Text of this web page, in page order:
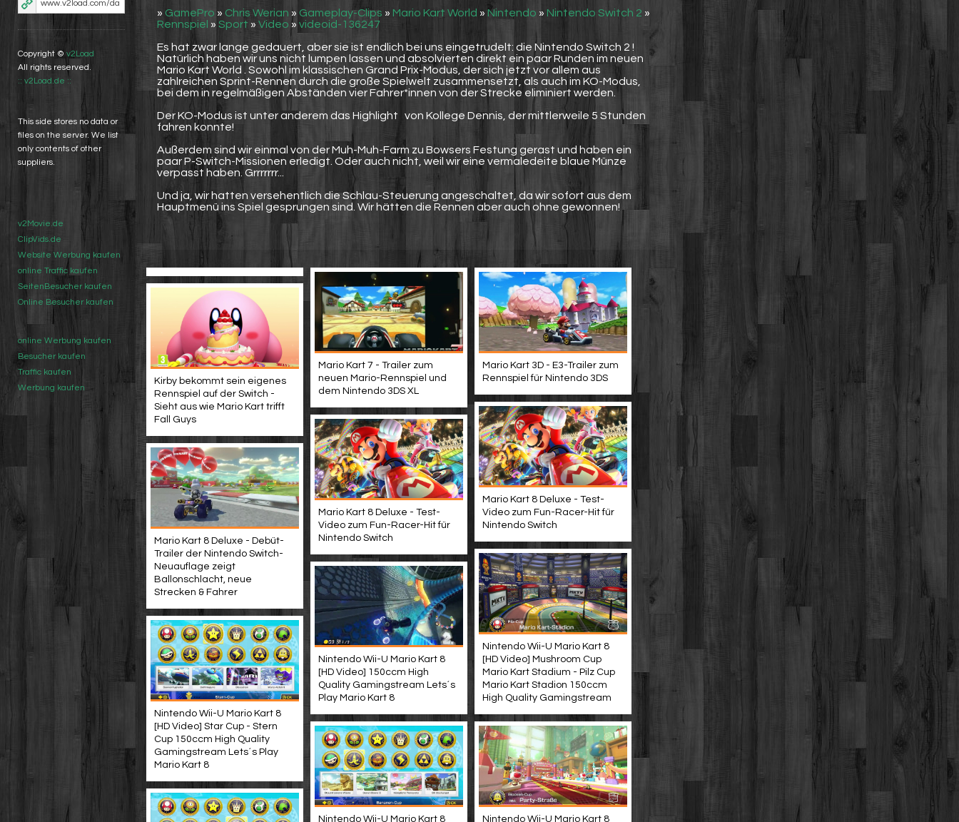
Copyright © v2Load
All rights reserved.
:: v2Load.de ::
This side stores no data or
files on the server. We list
only contents of other
suppliers.
v2Movie.de
ClipVids.de
Website Werbung kaufen
online Traffic kaufen
SeitenBesucher kaufen
Online Besucher kaufen
online Werbung kaufen
Besucher kaufen
Traffic kaufen
Werbung kaufen
» GamePro » Chris Werian » Gameplay-Clips » Mario Kart World » Nintendo » Nintendo Switch 2 »
Rennspiel » Sport » Video » videoid-136247
Es hat zwar lange gedauert, aber sie ist endlich bei uns eingetrudelt: die Nintendo Switch 2 !
Natürlich haben wir uns nicht lumpen lassen und absolvierten direkt ein paar Runden im neuen
Mario Kart World . Sowohl im klassischen Grand Prix-Modus, der sich jetzt vor allem aus
zahlreichen Sprint-Rennen durch die große Spielwelt zusammensetzt, als auch im KO-Modus,
bei dem in regelmäßigen Abständen vier Fahrer*innen von der Strecke eliminiert werden.
Der KO-Modus ist unter anderem das Highlight von Kollege Dennis, der mittlerweile 5 Stunden
fahren konnte!
Außerdem sind wir einmal von der Muh-Muh-Farm zu Bowsers Festung gerast und haben ein
paar P-Switch-Missionen erledigt. Oder auch nicht, weil wir eine vermaledeite blaue Münze
verpasst haben. Grrrrrrr...
Und ja, wir hatten versehentlich die Schlau-Steuerung angeschaltet, da wir sofort aus dem
Hauptmenü ins Spiel gesprungen sind. Wir hätten die Rennen aber auch ohne gewonnen!
Mario Kart 7 - Trailer zum
neuen Mario-Rennspiel und
dem Nintendo 3DS XL
Mario Kart 3D - E3-Trailer zum
Rennspiel für Nintendo 3DS
Kirby bekommt sein eigenes
Rennspiel auf der Switch -
Sieht aus wie Mario Kart trifft
Fall Guys
Mario Kart 8 Deluxe - Test-
Video zum Fun-Racer-Hit für
Nintendo Switch
Mario Kart 8 Deluxe - Test-
Video zum Fun-Racer-Hit für
Nintendo Switch
Mario Kart 8 Deluxe - Debüt-
Trailer der Nintendo Switch-
Neuauflage zeigt
Ballonschlacht, neue
Strecken & Fahrer
Nintendo Wii-U Mario Kart 8
[HD Video] Mushroom Cup
Mario Kart Stadium - Pilz Cup
Mario Kart Stadion 150ccm
High Quality Gamingstream
Nintendo Wii-U Mario Kart 8
[HD Video] 150ccm High
Quality Gamingstream Lets´s
Play Mario Kart 8
Nintendo Wii-U Mario Kart 8
[HD Video] Star Cup - Stern
Cup 150ccm High Quality
Gamingstream Lets´s Play
Mario Kart 8
Nintendo Wii-U Mario Kart 8
Nintendo Wii-U Mario Kart 8